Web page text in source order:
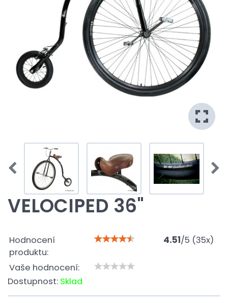
VELOCIPED 36"
Hodnocení
produktu:
4.51/5 (35x)
Vaše hodnocení:
Dostupnost: Sklad